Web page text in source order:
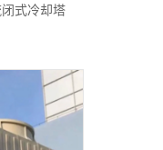
式冷却塔